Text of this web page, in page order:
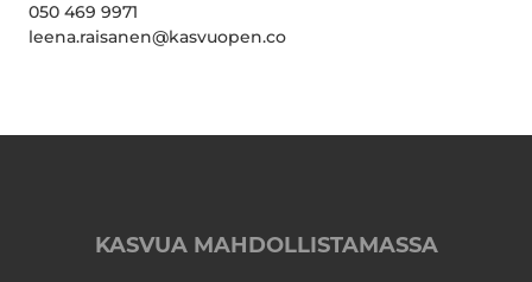
050 469 9971
leena.raisanen@kasvuopen.co
KASVUA MAHDOLLISTAMASSA